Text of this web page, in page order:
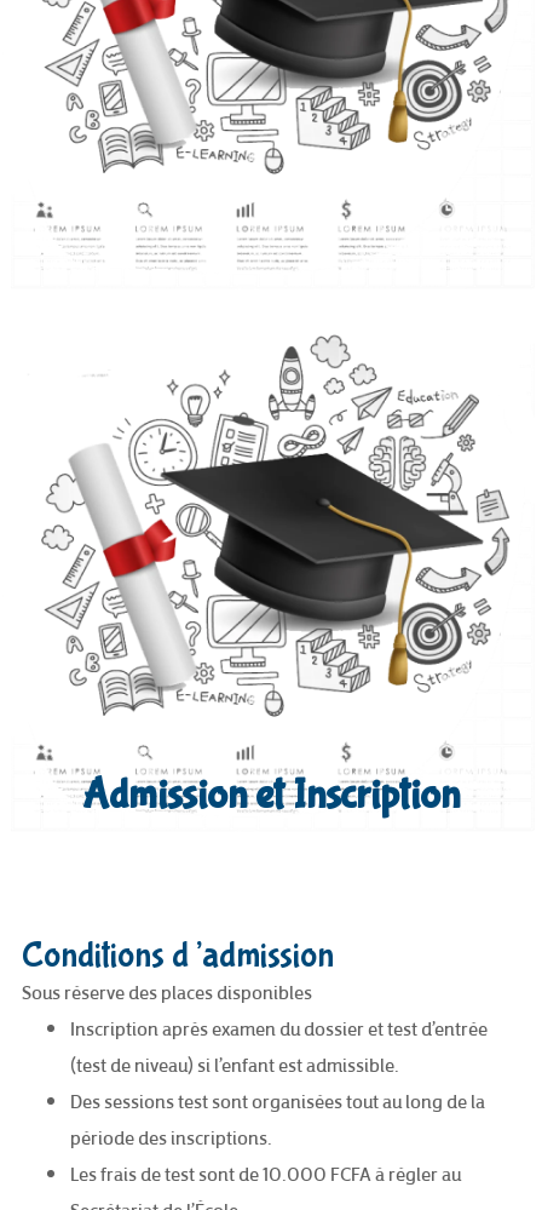
Admission et Inscription
Conditions d’admission
Sous réserve des places disponibles
Inscription après examen du dossier et test d’entrée
(test de niveau) si l’enfant est admissible.
Des sessions test sont organisées tout au long de la
période des inscriptions.
Les frais de test sont de 10.000 FCFA à régler au